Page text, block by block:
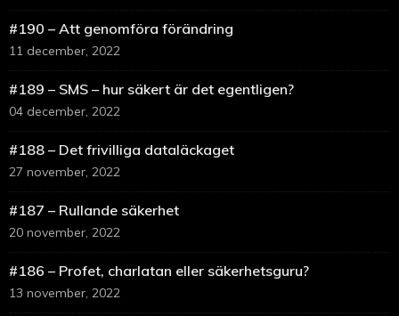
#190 – Att genomföra förändring
11 december, 2022
#189 – SMS – hur säkert är det egentligen?
04 december, 2022
#188 – Det frivilliga dataläckaget
27 november, 2022
#187 – Rullande säkerhet
20 november, 2022
#186 – Profet, charlatan eller säkerhetsguru?
13 november, 2022